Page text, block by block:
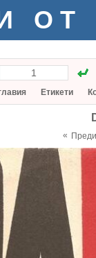
ОТ
Етикети
«